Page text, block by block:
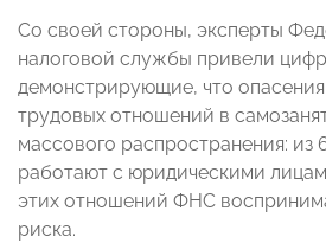
Со своей стороны, эксперты
налоговой службы привели
демонстрирующие, что
трудовых отношений в
массового распространения: из
работают с юридическими
этих отношений ФНС
риска.